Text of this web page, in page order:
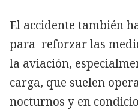
El accidente también
para reforzar las
la aviación,
carga, que suelen
nocturnos y en